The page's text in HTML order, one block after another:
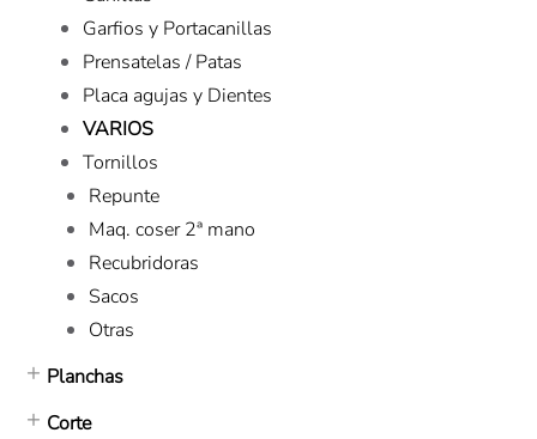
Garfios y Portacanillas
Prensatelas / Patas
Placa agujas y Dientes
VARIOS
Tornillos
Repunte
Maq. coser 2ª mano
Recubridoras
Sacos
Otras
Planchas
Corte